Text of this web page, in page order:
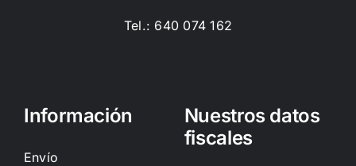
Tel.: 640 074 162
Información
Envío
Nuestros datos
fiscales